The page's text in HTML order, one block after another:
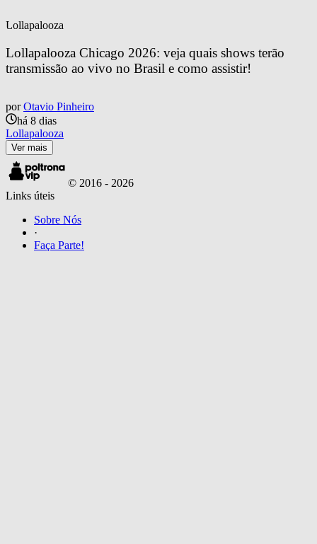
Lollapalooza
Lollapalooza Chicago 2026: veja quais shows terão
transmissão ao vivo no Brasil e como assistir!
por Otavio Pinheiro
há 8 dias
Lollapalooza
Ver mais
© 2016 - 2026
Links úteis
Sobre Nós
·
Faça Parte!